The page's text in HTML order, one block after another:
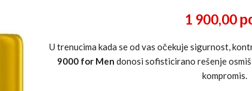
1 900,00
U trenucima kada se od vas očekuje sigurnost,
9000 for Men donosi sofisticirano rešenje
kompromis.